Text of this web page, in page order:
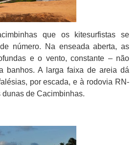
que os kitesurfistas se
número. Na enseada aberta, as
e o vento, constante – não
banhos. A larga faixa de areia dá
por escada, e à rodovia RN-
de Cacimbinhas.